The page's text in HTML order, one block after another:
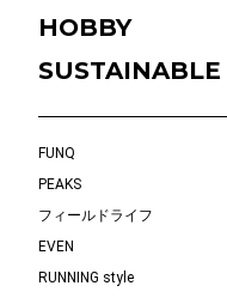
HOBBY
SUSTAINABLE
FUNQ
PEAKS
フィールドライフ
EVEN
RUNNING style